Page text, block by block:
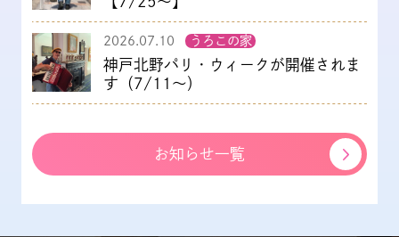
2026.07.10 うろこの家
神戸北野パリ・ウィークが開催されま
す（7/11～）
お知らせ一覧